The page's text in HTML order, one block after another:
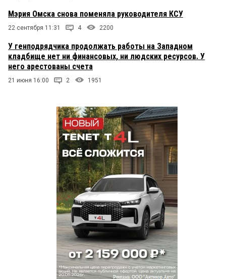
Мэрия Омска снова поменяла руководителя КСУ
22 сентября 11:31 4 2200
У генподрядчика продолжать работы на Западном
кладбище нет ни финансовых, ни людских ресурсов. У
него арестованы счета
21 июня 16:00 2 1951